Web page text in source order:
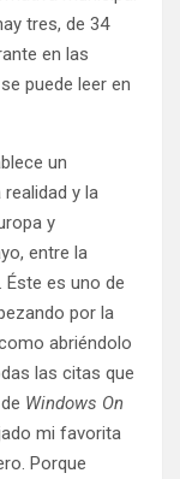
tres, de 34
en las
puede leer en
un
y la
y
entre la
Éste es uno de
por la
abriéndolo
las citas que
Windows On
mi favorita
Porque